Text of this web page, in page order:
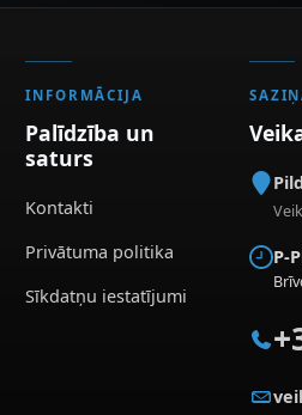
INFORMĀCIJA
Palīdzība un
saturs
Kontakti
Privātuma politika
Sīkdatņu iestatījumi
P-